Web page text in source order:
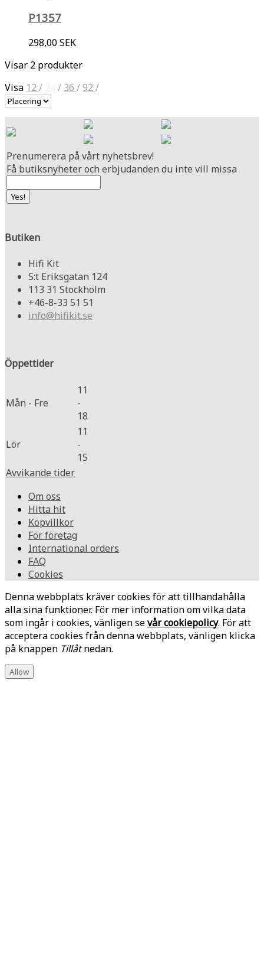
P1357
298,00 SEK
Visar 2 produkter
Visa 12/ / 36 /92/
Prenumerera på vårt nyhetsbrev!
Få butiksnyheter och erbjudanden du inte vill missa
Butiken
Hifi Kit
S:t Eriksgatan 124
113 31 Stockholm
+46-8-33 51 51
info@hifikit.se
Öppettider
Mån - Fre
11
-
18
Lör
11
-
15
Avvikande tider
Om oss
Hitta hit
Köpvillkor
För företag
International orders
FAQ
Cookies
Denna webbplats kräver cookies för att tillhandahålla
alla sina funktioner. För mer information om vilka data
som ingår i cookies, vänligen sevår cookiepolicy. För att
acceptera cookies från denna webbplats, vänligen klicka
på knappen Tillåtnedan.
Allow